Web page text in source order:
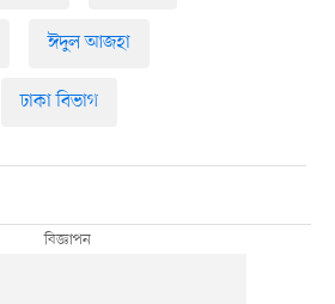
ঈদুল আজহা
ঢাকা বিভাগ